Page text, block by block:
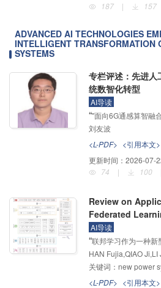
187
| 157
ADVANCED AI TECHNOLOGIES
INTELLIGENT TRANSFORMATION
SYSTEMS
专栏评述：先进人
统数智化转型
AI导读
“"面向6G通感算智融
研究"，介绍了其在6G
建立了多维资源管控
设奠定了基础。”
刘友波
<L-PDF> <引用本文>
更新时间： 2026-07-
74
| 100
Review on
Federated
Systems
AI导读
“联邦学习作为一种
效帮助多个数据拥有
府法规的前提下，进
了其在新型电力系统
关键词： new power system;data
<L-PDF> <引用本文>